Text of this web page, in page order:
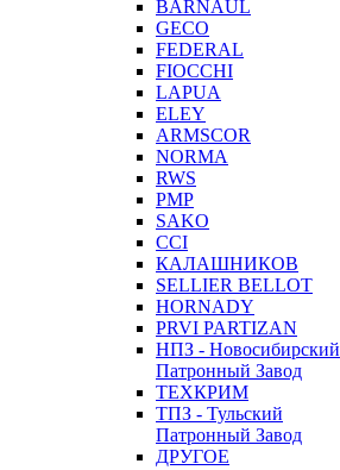
BARNAUL
GEСO
FEDERAL
FIOCCHI
LAPUA
ELEY
ARMSCOR
NORMA
RWS
PMP
SAKO
CCI
КАЛАШНИКОВ
SELLIER BELLOT
HORNADY
PRVI PARTIZAN
НПЗ - Новосибирский
Патронный Завод
ТЕХКРИМ
ТПЗ - Тульский
Патронный Завод
ДРУГОЕ